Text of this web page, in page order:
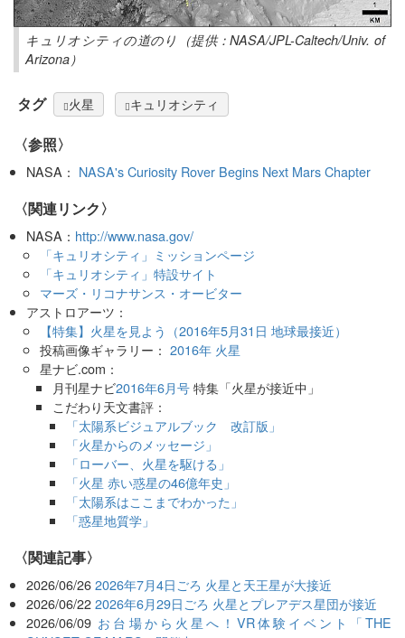
キュリオシティの道のり（提供：NASA/JPL-Caltech/Univ. of
Arizona）
タグ 火星 キュリオシティ
〈参照〉
NASA： NASA's Curiosity Rover Begins Next Mars Chapter
〈関連リンク〉
NASA： http://www.nasa.gov/
「キュリオシティ」ミッションページ
「キュリオシティ」特設サイト
マーズ・リコナサンス・オービター
アストロアーツ：
【特集】火星を見よう（2016年5月31日 地球最接近）
投稿画像ギャラリー： 2016年 火星
星ナビ.com：
月刊星ナビ2016年6月号特集「火星が接近中」
こだわり天文書評：
「太陽系ビジュアルブック 改訂版」
「火星からのメッセージ」
「ローバー、火星を駆ける」
「火星 赤い惑星の46億年史」
「太陽系はここまでわかった」
「惑星地質学」
関連記事
2026/06/26 2026年7月4日ごろ 火星と天王星が大接近
2026/06/22 2026年6月29日ごろ 火星とプレアデス星団が接近
2026/06/09 お台場から火星へ！VR体験イベント「THE